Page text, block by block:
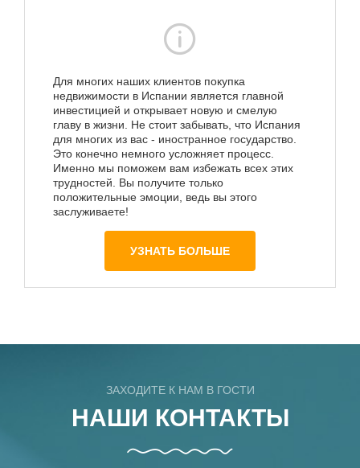
Для многих наших клиентов покупка
недвижимости в Испании является главной
инвестицией и открывает новую и смелую
главу в жизни. Не стоит забывать, что Испания
для многих из вас - иностранное государство.
Это конечно немного усложняет процесс.
Именно мы поможем вам избежать всех этих
трудностей. Вы получите только
положительные эмоции, ведь вы этого
заслуживаете!
УЗНАТЬ БОЛЬШЕ
ЗАХОДИТЕ К НАМ В ГОСТИ
НАШИ КОНТАКТЫ